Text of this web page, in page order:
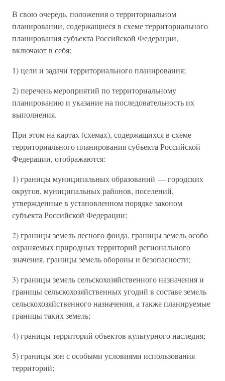
В свою очередь, положения о территориальном
планировании, содержащиеся в схеме территориального
планирования субъекта Российской Федерации,
включают в себя:
1) цели и задачи территориального планирования;
2) перечень мероприятий по территориальному
планированию и указание на последовательность их
выполнения.
При этом на картах (схемах), содержащихся в схеме
территориального планирования субъекта Российской
Федерации, отображаются:
1) границы муниципальных образований — городских
округов, муниципальных районов, поселений,
утвержденные в установленном порядке законом
субъекта Российской Федерации;
2) границы земель лесного фонда, границы земель особо
охраняемых природных территорий регионального
значения, границы земель обороны и безопасности;
3) границы земель сельскохозяйственного назначения и
границы сельскохозяйственных угодий в составе земель
сельскохозяйственного назначения, а также планируемые
границы таких земель;
4) границы территорий объектов культурного наследия;
5) границы зон с особыми условиями использования
территорий;